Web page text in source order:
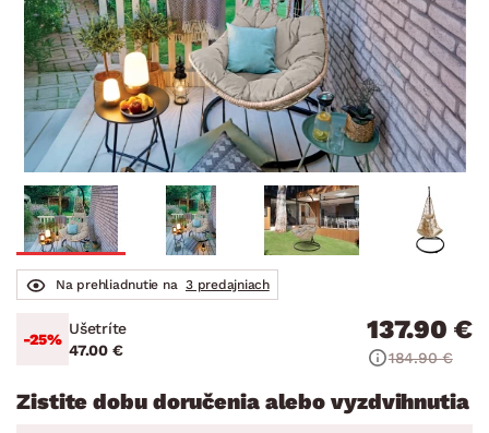
Na prehliadnutie na 3 predajniach
-25%
Ušetríte
47.00 €
137.90 €
184.90 €
Zistite dobu doručenia alebo vyzdvihnutia